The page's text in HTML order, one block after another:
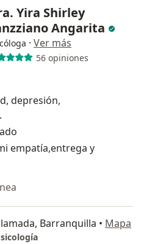
Yira Shirley
Angarita
· Ver más
56 opiniones
depresión,
empatía,entrega y
Barranquilla • Mapa